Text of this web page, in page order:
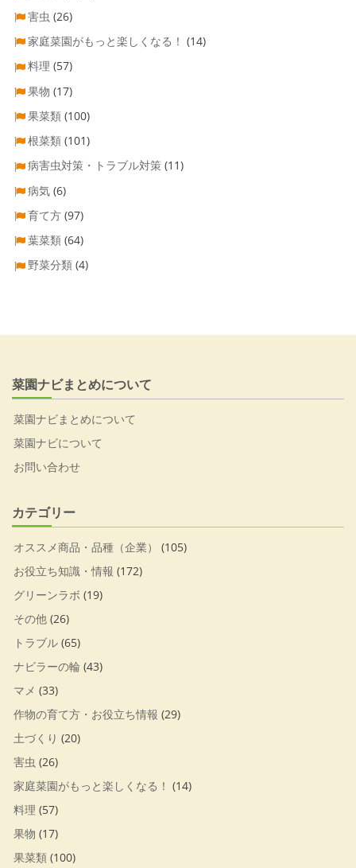
害虫 (26)
家庭菜園がもっと楽しくなる！ (14)
料理 (57)
果物 (17)
果菜類 (100)
根菜類 (101)
病害虫対策・トラブル対策 (11)
病気 (6)
育て方 (97)
葉菜類 (64)
野菜分類 (4)
菜園ナビまとめについて
菜園ナビまとめについて
菜園ナビについて
お問い合わせ
カテゴリー
オススメ商品・品種（企業）
(105)
お役立ち知識・情報 (172)
グリーンラボ (19)
その他 (26)
トラブル (65)
ナビラーの輪 (43)
マメ (33)
作物の育て方・お役立ち情報 (29)
土づくり (20)
害虫 (26)
家庭菜園がもっと楽しくなる！ (14)
料理 (57)
果物 (17)
果菜類 (100)